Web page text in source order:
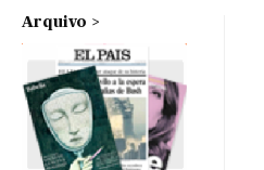
Arquivo